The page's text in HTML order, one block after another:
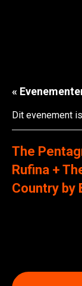
«
Dit evenement
The
Rufina +
Country by